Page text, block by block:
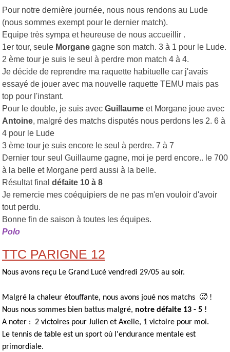
Pour notre dernière journée, nous nous rendons au Lude
(nous sommes exempt pour le dernier match).
Equipe très sympa et heureuse de nous accueillir .
1er tour, seule Morgane gagne son match. 3 à 1 pour le Lude.
2 ème tour je suis le seul à perdre mon match 4 à 4.
Je décide de reprendre ma raquette habituelle car j'avais
essayé de jouer avec ma nouvelle raquette TEMU mais pas
top pour l'instant.
Pour le double, je suis avec Guillaume et Morgane joue avec
Antoine, malgré des matchs disputés nous perdons les 2. 6 à
4 pour le Lude
3 ème tour je suis encore le seul à perdre. 7 à 7
Dernier tour seul Guillaume gagne, moi je perd encore.. le 700
à la belle et Morgane perd aussi à la belle.
Résultat final défaite 10 à 8
Je remercie mes coéquipiers de ne pas m'en vouloir d'avoir
tout perdu.
Bonne fin de saison à toutes les équipes.
Polo
TTC PARIGNE 12
Nous avons reçu Le Grand Lucé vendredi 29/05 au soir.
Malgré la chaleur étouffante, nous avons joué nos matchs 🥵 !
Nous nous sommes bien battus malgré, notre défaite 13 - 5 !
A noter : 2 victoires pour Julien et Axelle, 1 victoire pour moi.
Le tennis de table est un sport où l'endurance mentale est
primordiale.